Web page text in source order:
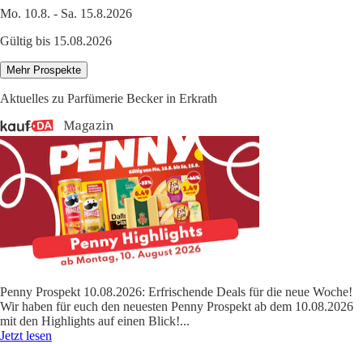
Mo. 10.8. - Sa. 15.8.2026
Gültig bis 15.08.2026
Mehr Prospekte
Aktuelles zu Parfümerie Becker in Erkrath
Penny Prospekt 10.08.2026: Erfrischende Deals für die neue Woche!
Wir haben für euch den neuesten Penny Prospekt ab dem 10.08.2026
mit den Highlights auf einen Blick!...
Jetzt lesen